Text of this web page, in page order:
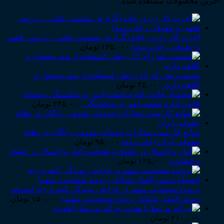
اجرت کار زن در خانه (گزارش نشست علمی ـ بررسی فقهی
و حقوقی ـ چاپ دوم) ۱۲۵,۰۰۰ تومان
نشست نقد رأی 15 ـ جعل، استفاده از سند مجعول و
کلاهبرداری ۴۵,۰۰۰ تومان
محشای
قانون اداره تصفیه امور ورشکستگی ۲۴۵,۰۰۰ تومان
موانع کاربست مجازات خدمات عمومی رایگان در نظام
حقوقی ایران (چاپ دوم) ۹۵,۰۰۰ تومان
آمار و احتمال در حقوق
و قضاوت ۱۲۵,۰۰۰ تومان
پرونده شخصیت متهم در فرایند رسیدگی کیفری (به انضمام
دستورالعمل تشکیل پرونده شخصیت متهم) ۱۵۰,۰۰۰ تومان
جرائم مرتبط با هویت
۲۱۰,۰۰۰ تومان